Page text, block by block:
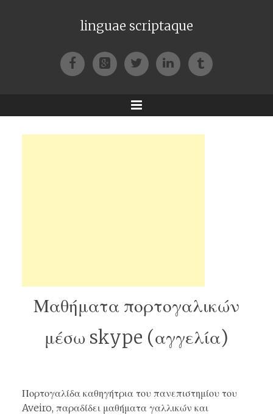
linguae scriptaque
FacebookGoogle+TwitterLinkedIn
Tumblr
Menu
Μαθήματα πορτογαλικών
μέσω skype (αγγελία)
Πορτογαλίδα καθηγήτρια του πανεπιστημίου του
Aveiro, παραδίδει μαθήματα γαλλικών και